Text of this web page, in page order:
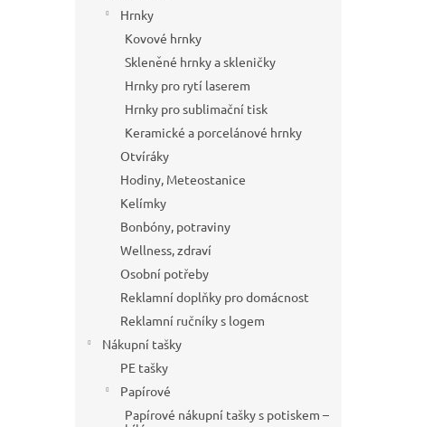
Hrnky
Kovové hrnky
Skleněné hrnky a skleničky
Hrnky pro rytí laserem
Hrnky pro sublimační tisk
Keramické a porcelánové hrnky
Otvíráky
Hodiny, Meteostanice
Kelímky
Bonbóny, potraviny
Wellness, zdraví
Osobní potřeby
Reklamní doplňky pro domácnost
Reklamní ručníky s logem
Nákupní tašky
PE tašky
Papírové
Papírové nákupní tašky s potiskem –